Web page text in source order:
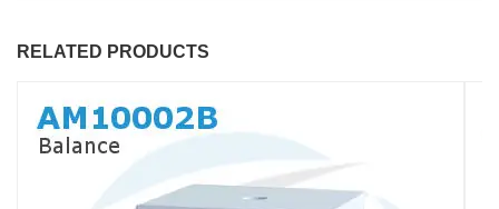
RELATED PRODUCTS